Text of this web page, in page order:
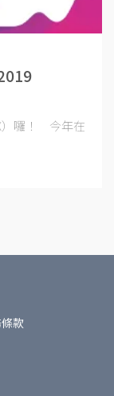
）囉！ 今年在
款